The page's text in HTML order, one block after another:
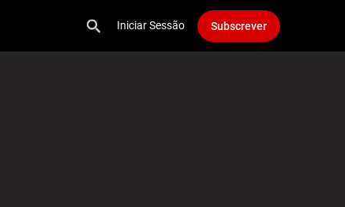
Iniciar Sessão Subscrever